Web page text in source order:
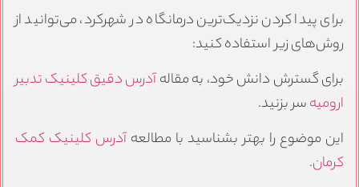
برای پیدا کردن نزدیک‌ترین درمانگاه در شهرکرد، می‌توانید از
روش‌های زیر استفاده کنید:
برای گسترش دانش خود، به مقالهآدرس دقیق کلینیک تدبیر
ارومیهسر بزنید.
این موضوع را بهتر بشناسید با مطالعهآدرس کلینیک کمک
کرمان.